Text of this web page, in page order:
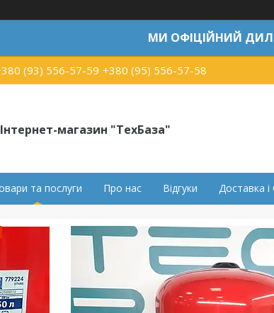
МИ ОФІЦІЙНИЙ
(93) 556-57-59 +380 (95) 556-57-58
Інтернет-магазин "ТехБаза"
та послуги Про нас Відгуки Доставка